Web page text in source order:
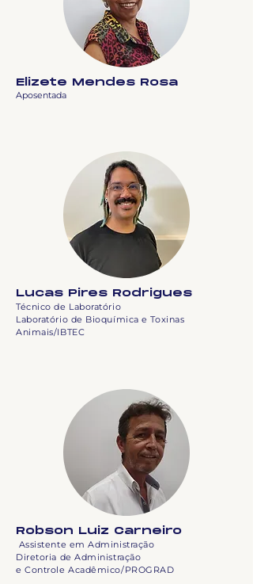
Elizete Mendes Rosa
Aposentada
Lucas Pires Rodrigues
Técnico de Laboratório
Laboratório de Bioquímica e Toxinas
Animais/IBTEC
Robson Luiz Carneiro
Assistente em Administração
Diretoria de Administração
e Controle Acadêmico/PROGRAD